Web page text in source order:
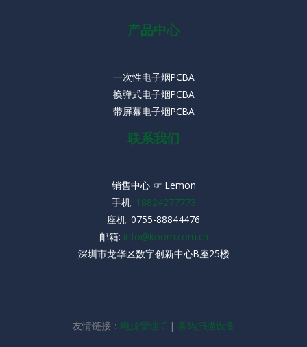
产品中心
一次性电子烟PCBA
换弹式电子烟PCBA
带屏幕电子烟PCBA
联系我们
销售中心 ☞ Lemon
手机: 18824277773
座机: 0755-88844476
邮箱: info@koom.com.cn
深圳市龙华区数字创新中心B座25楼
友情链接： 电源管理IC | 条码扫描设备